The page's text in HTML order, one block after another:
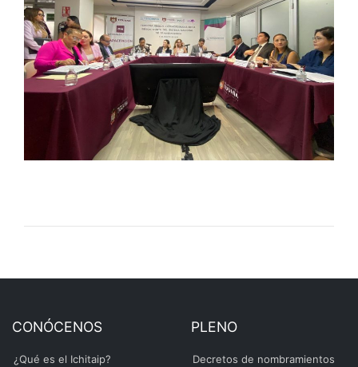
CONÓCENOS
¿Qué es el Ichitaip?
PLENO
Decretos de nombramientos